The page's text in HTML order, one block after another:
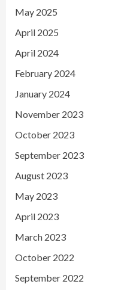
May 2025
April 2025
April 2024
February 2024
January 2024
November 2023
October 2023
September 2023
August 2023
May 2023
April 2023
March 2023
October 2022
September 2022